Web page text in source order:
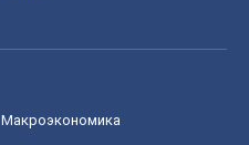
Mакроэкономика